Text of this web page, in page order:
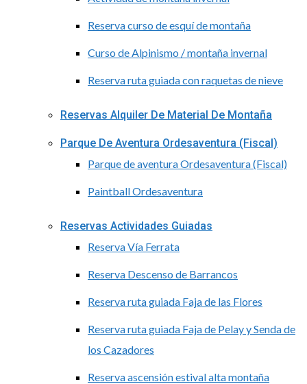
Reserva curso de esquí de montaña
Curso de Alpinismo / montaña invernal
Reserva ruta guiada con raquetas de nieve
Reservas Alquiler De Material De Montaña
Parque De Aventura Ordesaventura (Fiscal)
Parque de aventura Ordesaventura (Fiscal)
Paintball Ordesaventura
Reservas Actividades Guiadas
Reserva Vía Ferrata
Reserva Descenso de Barrancos
Reserva ruta guiada Faja de las Flores
Reserva ruta guiada Faja de Pelay y Senda de
los Cazadores
Reserva ascensión estival alta montaña